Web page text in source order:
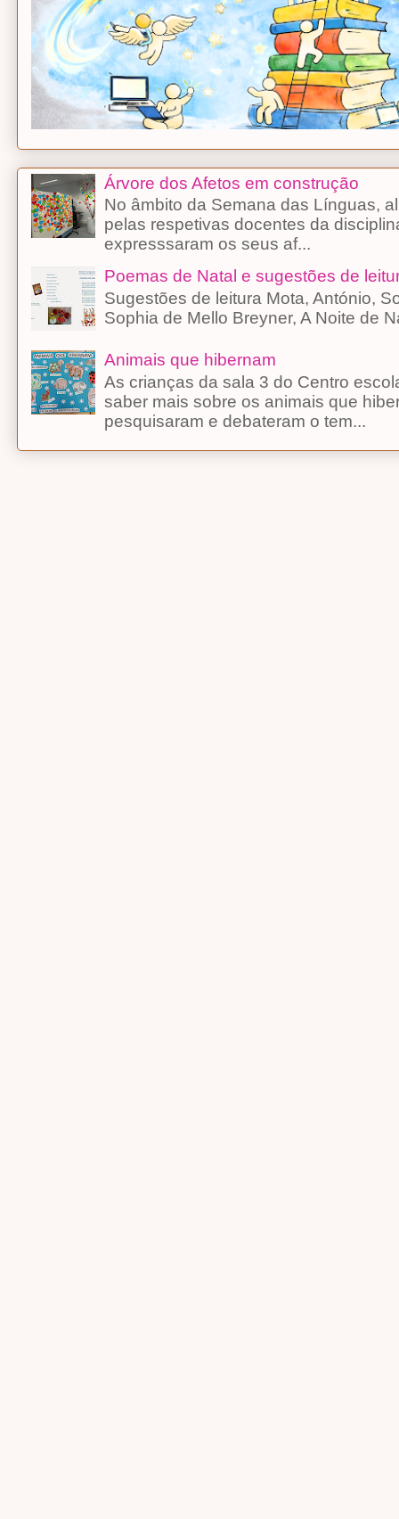
Árvore dos Afetos em construção
No âmbito da Semana das Línguas,
pelas respetivas docentes da
expresssaram os seus af...
Poemas de Natal e sugestões de
Sugestões de leitura Mota, António,
Sophia de Mello Breyner, A Noite
Animais que hibernam
As crianças da sala 3 do Centro
saber mais sobre os animais que
pesquisaram e debateram o tem...